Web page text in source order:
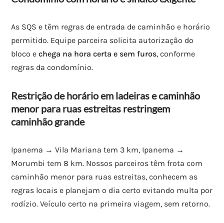
As SQS e têm regras de entrada de caminhão e horário
permitido. Equipe parceira solicita autorização do
bloco echega na hora certa e sem furos, conforme
regras da condomínio.
Restrição de horário em ladeiras e caminhão
menor para ruas estreitas restringem
caminhão grande
Ipanema → Vila Mariana tem 3 km, Ipanema →
Morumbi tem 8 km. Nossos parceiros têm frota com
caminhão menor para ruas estreitas, conhecem as
regras locais e planejam o dia certo evitando multa por
rodízio. Veículo certo na primeira viagem, sem retorno.